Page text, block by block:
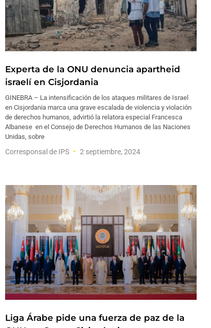
Experta de la ONU denuncia apartheid
israelí en Cisjordania
GINEBRA – La intensificación de los ataques militares de Israel
en Cisjordania marca una grave escalada de violencia y violación
de derechos humanos, advirtió la relatora especial Francesca
Albanese en el Consejo de Derechos Humanos de las Naciones
Unidas, sobre
Corresponsal de IPS 2 septiembre, 2024
Liga Árabe pide una fuerza de paz de la